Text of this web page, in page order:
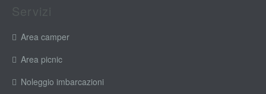
Area camper
Area picnic
Noleggio imbarcazioni